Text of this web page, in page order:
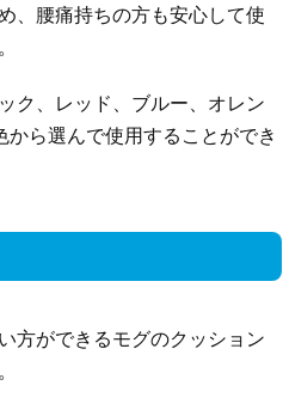
、腰痛持ちの方も安心して使
ク、レッド、ブルー、オレン
ら選んで使用することができ
方ができるモグのクッション